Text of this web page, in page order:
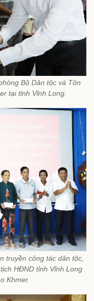
Bộ Dân tộc và Tôn
tại tỉnh Vĩnh Long.
truyền công tác dân tộc,
HĐND tỉnh Vĩnh Long
Khmer.